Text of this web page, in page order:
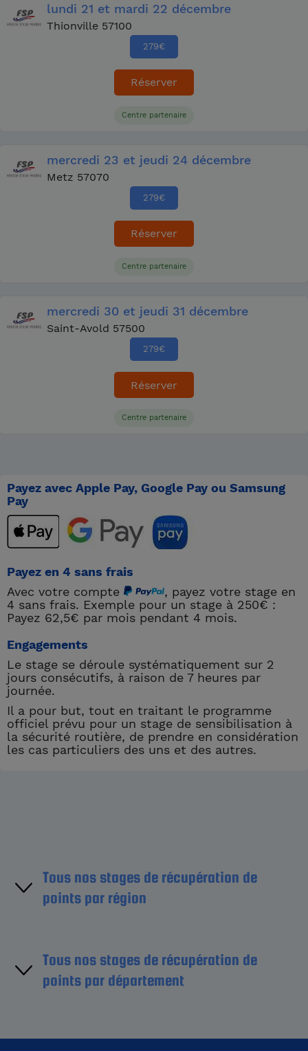
lundi 21 et mardi 22 décembre
Thionville 57100
279€
Réserver
Centre partenaire
mercredi 23 et jeudi 24 décembre
Metz 57070
279€
Réserver
Centre partenaire
mercredi 30 et jeudi 31 décembre
Saint-Avold 57500
279€
Réserver
Centre partenaire
Payez avec Apple Pay, Google Pay ou Samsung
Pay
Payez en 4 sans frais
Avec votre compte
, payez votre stage en
4 sans frais. Exemple pour un stage à 250€ :
Payez 62,5€ par mois pendant 4 mois.
Engagements
Le stage se déroule systématiquement sur 2
jours consécutifs, à raison de 7 heures par
journée.
Il a pour but, tout en traitant le programme
officiel prévu pour un stage de sensibilisation à
la sécurité routière, de prendre en considération
les cas particuliers des uns et des autres.
Tous nos stages de récupération de
points par région
Région Centre-Val de Loire
Tous nos stages de récupération de
points par département